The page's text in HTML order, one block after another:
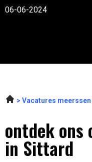
06-06-2024
Vacatures meerssen
ontdek
in Sittard